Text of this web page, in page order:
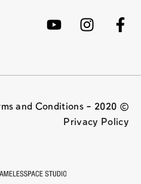
and Conditions –
Privacy Policy